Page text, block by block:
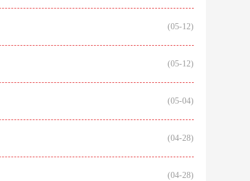
(05-12)
(05-12)
(05-04)
(04-28)
(04-28)